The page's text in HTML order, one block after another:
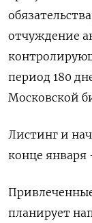
отчуждение
период 180
Московской
Листинг и
конце января
планирует